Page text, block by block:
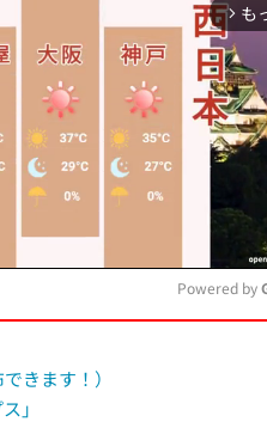
arrow_forward_ios も
Powered by
きます！）
」